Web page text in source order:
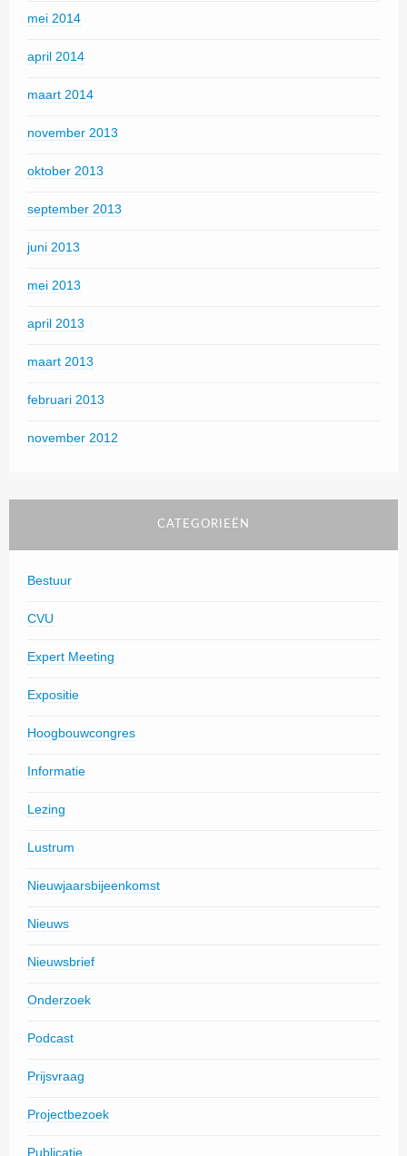
mei 2014
april 2014
maart 2014
november 2013
oktober 2013
september 2013
juni 2013
mei 2013
april 2013
maart 2013
februari 2013
november 2012
CATEGORIEËN
Bestuur
CVU
Expert Meeting
Expositie
Hoogbouwcongres
Informatie
Lezing
Lustrum
Nieuwjaarsbijeenkomst
Nieuws
Nieuwsbrief
Onderzoek
Podcast
Prijsvraag
Projectbezoek
Publicatie